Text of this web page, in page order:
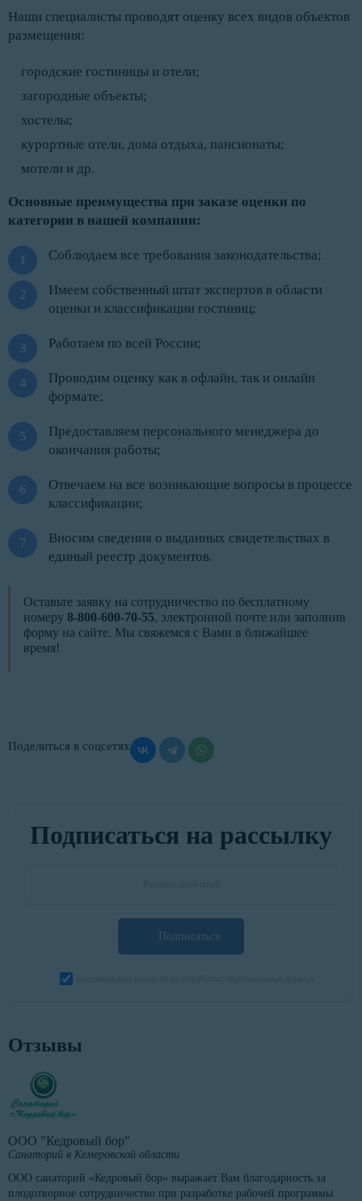
Наши специалисты проводят оценку всех видов объектов
размещения:
городские гостиницы и отели;
загородные объекты;
хостелы;
курортные отели, дома отдыха, пансионаты;
мотели и др.
Основные преимущества при заказе оценки по
категории в нашей компании:
Соблюдаем все требования законодательства;
Имеем собственный штат экспертов в области
оценки и классификации гостиниц;
Работаем по всей России;
Проводим оценку как в офлайн, так и онлайн
формате;
Предоставляем персонального менеджера до
окончания работы;
Отвечаем на все возникающие вопросы в процессе
классификации;
Вносим сведения о выданных свидетельствах в
единый реестр документов.
Оставьте заявку на сотрудничество по бесплатному
номеру 8-800-600-70-55, электронной почте или заполнив
форму на сайте. Мы свяжемся с Вами в ближайшее
время!
Поделиться в соцсетях
Подписаться на рассылку
Подписаться
Отзывы
ООО "Кедровый бор"
Санаторий в Кемеровской области
ООО санаторий «Кедровый бор» выражает Вам благодарность за
плодотворное сотрудничество при разработке рабочей программы